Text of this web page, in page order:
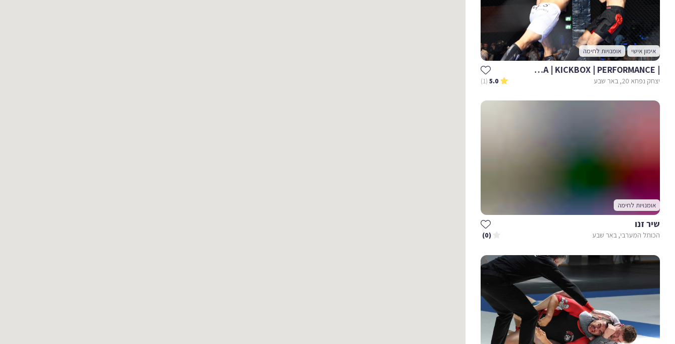
אימון אישי אומנויות לחימה
| ORI AZULAY - MMA | KICKBOX | PERFORMANCE
יצחק נפחא 20, באר שבע 5.0
(1)
אומנויות לחימה
שיר זנו
הכותל המערבי, באר שבע (0)